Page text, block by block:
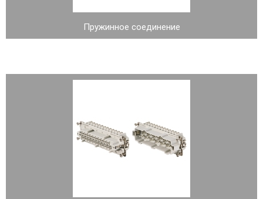
Пружинное соединение